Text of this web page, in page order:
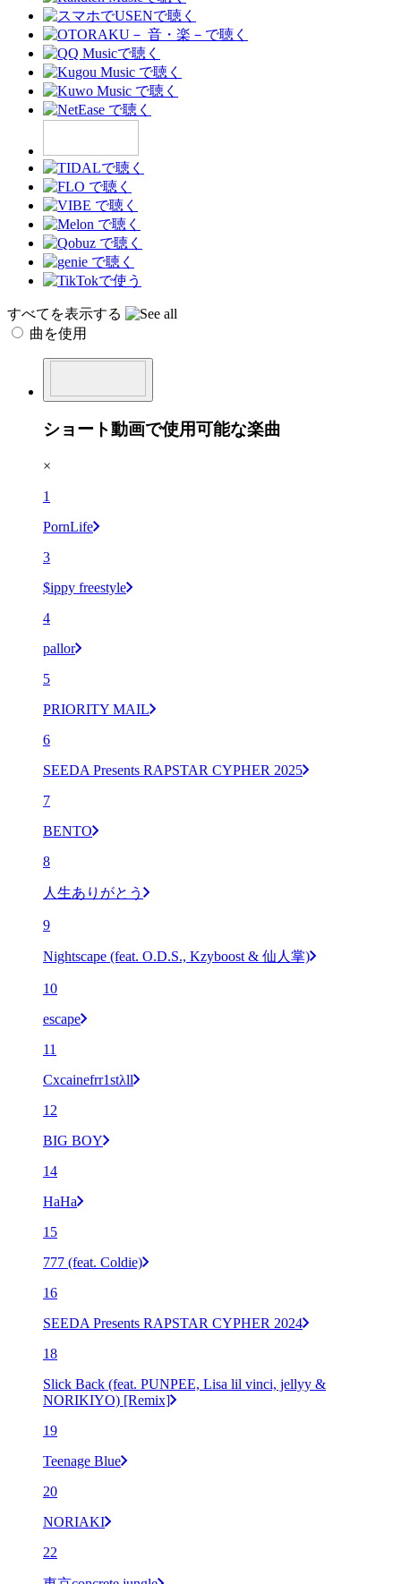
すべてを表示する
曲を使用
ショート動画で使用可能な楽曲
×
1
PornLife
3
$ippy freestyle
4
pallor
5
PRIORITY MAIL
6
SEEDA Presents RAPSTAR CYPHER 2025
7
BENTO
8
人生ありがとう
9
Nightscape (feat. O.D.S., Kzyboost & 仙人掌)
10
escape
11
Cxcainefrr1stλll
12
BIG BOY
14
HaHa
15
777 (feat. Coldie)
16
SEEDA Presents RAPSTAR CYPHER 2024
18
Slick Back (feat. PUNPEE, Lisa lil vinci, jellyy &
NORIKIYO) [Remix]
19
Teenage Blue
20
NORIAKI
22